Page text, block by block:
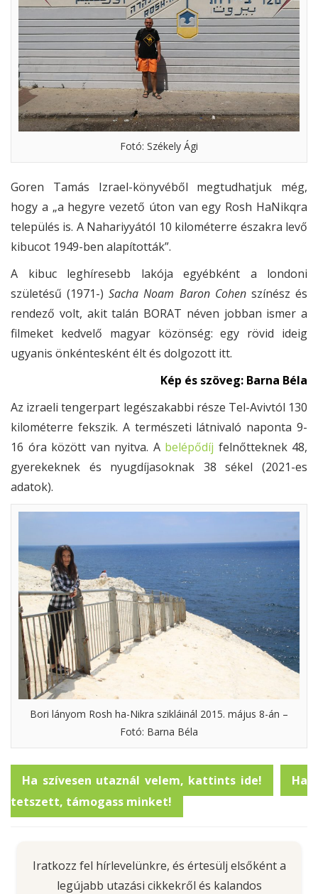
Fotó: Székely Ági
Goren Tamás Izrael-könyvéből megtudhatjuk még,
hogy a „a hegyre vezető úton van egy Rosh HaNikqra
település is. A Nahariyyától 10 kilométerre északra levő
kibucot 1949-ben alapították”.
A kibuc leghíresebb lakója egyébként a londoni
születésű (1971-)Sacha Noam Baron Cohenszínész és
rendező volt, akit talán BORAT néven jobban ismer a
filmeket kedvelő magyar közönség: egy rövid ideig
ugyanis önkéntesként élt és dolgozott itt.
Kép és szöveg: Barna Béla
Az izraeli tengerpart legészakabbi része Tel-Avivtól 130
kilométerre fekszik. A természeti látnivaló naponta 9-
16 óra között van nyitva. A belépődíj felnőtteknek 48,
gyerekeknek és nyugdíjasoknak 38 sékel (2021-es
adatok).
Bori lányom Rosh ha-Nikra szikláinál 2015. május 8-án –
Fotó: Barna Béla
Ha szívesen utaznál velem, kattints ide!
Ha
tetszett, támogass minket!
Iratkozz fel hírlevelünkre, és értesülj elsőként a
legújabb utazási cikkekről és kalandos